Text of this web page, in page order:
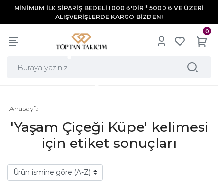
MİNİMUM İLK SİPARİŞ BEDELİ 1000 ₺'DİR * 5000 ₺ VE ÜZERİ
ALIŞVERİŞLERDE KARGO BİZDEN!
0
'Yaşam Çiçeği Küpe' kelimesi
için etiket sonuçları
Anasayfa